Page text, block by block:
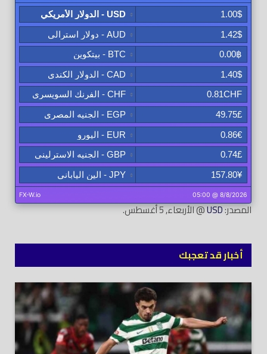
المصدر:USD@ الأربعاء, 5 أغسطس.
أخبار قد تعجبك